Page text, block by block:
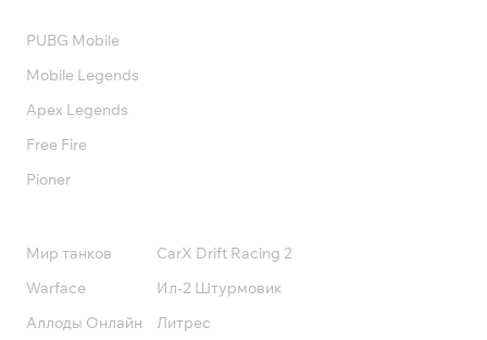
PUBG Mobile
Mobile Legends
Apex Legends
Free Fire
Pioner
Мир танков
Warface
Аллоды Онлайн
CarX Drift Racing 2
Ил-2 Штурмовик
Литрес